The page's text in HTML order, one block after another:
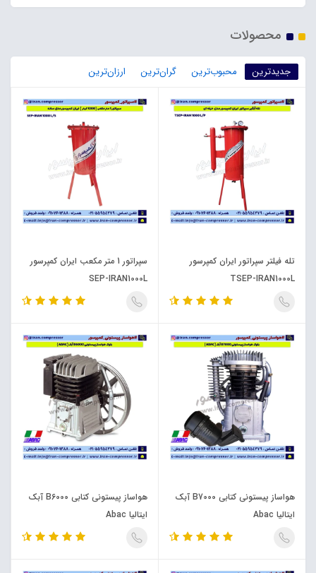
محصولات
جدیدترین محبوب‌ترین گران‌ترین ارزان‌ترین
تله فیلتر سپراتور ایران کمپرسور
TSEP-IRAN1000L
سپراتور 1 متر مکعب ایران کمپرسور
SEP-IRAN1000L
هواساز پیستونی کتابی B7000 آبک
ایتالیا Abac
هواساز پیستونی کتابی B6000 آبک
ایتالیا Abac